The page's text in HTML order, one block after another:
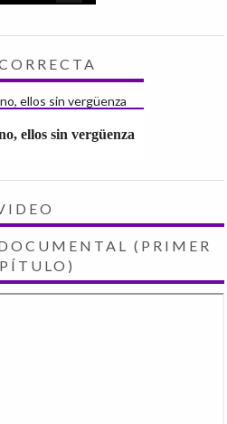
ellos sin vergüenza
(PRIMER